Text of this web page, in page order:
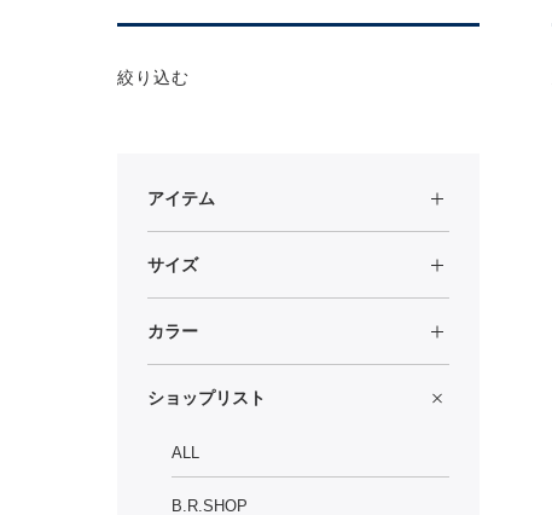
絞り込む
アイテム
サイズ
カラー
ショップリスト
ALL
B.R.SHOP